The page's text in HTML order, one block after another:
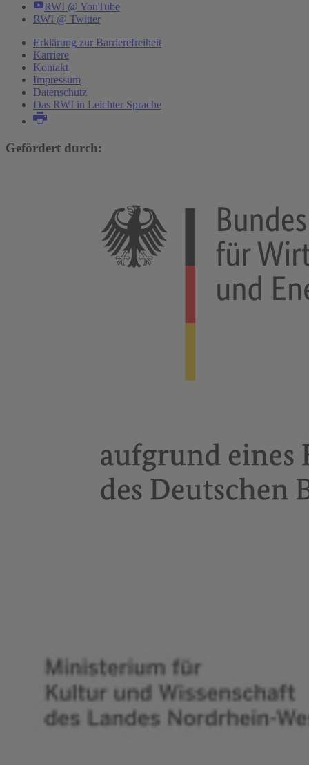
RWI @ YouTube
RWI @ Twitter
Erklärung zur Barrierefreiheit
Karriere
Kontakt
Impressum
Datenschutz
Das RWI in Leichter Sprache
Gefördert durch: